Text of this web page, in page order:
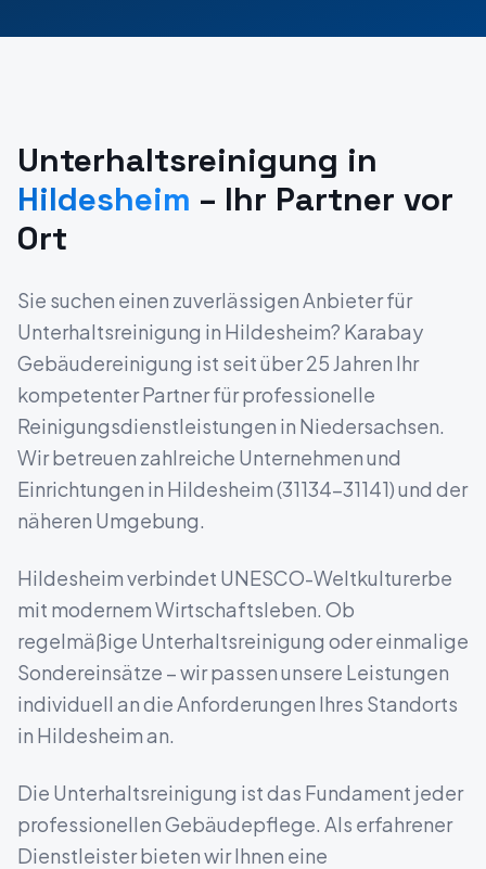
Unterhaltsreinigung in
Hildesheim – Ihr Partner vor
Ort
Sie suchen einen zuverlässigen Anbieter für
Unterhaltsreinigung in Hildesheim? Karabay
Gebäudereinigung ist seit über 25 Jahren Ihr
kompetenter Partner für professionelle
Reinigungsdienstleistungen in Niedersachsen.
Wir betreuen zahlreiche Unternehmen und
Einrichtungen in Hildesheim(31134-31141) und der
näheren Umgebung.
Hildesheim verbindet UNESCO-Weltkulturerbe
mit modernem Wirtschaftsleben. Ob
regelmäßige Unterhaltsreinigung oder einmalige
Sondereinsätze – wir passen unsere Leistungen
individuell an die Anforderungen Ihres Standorts
in Hildesheiman.
Die Unterhaltsreinigung ist das Fundament jeder
professionellen Gebäudepflege. Als erfahrener
Dienstleister bieten wir Ihnen eine